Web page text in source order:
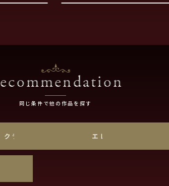
同じ条件で他の作品を探す
クラシック エレガント